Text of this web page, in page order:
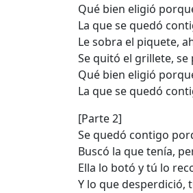
Qué bien eligió
La que se quedó
Le sobra el piquete,
Se quitó el grillete, se
Qué bien eligió
La que se quedó
[Parte 2]
Se quedó contigo
Buscó la que tenía,
Ella lo botó y tú lo
Y lo que desperdició,